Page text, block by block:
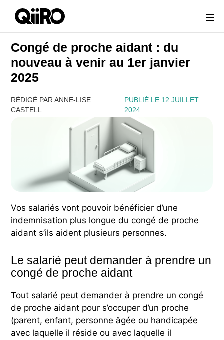
Webflow Homepage
Congé de proche aidant : du
nouveau à venir au 1er janvier
2025
RÉDIGÉ PAR ANNE-LISE
CASTELL
PUBLIÉ LE 12 JUILLET
2024
Vos salariés vont pouvoir bénéficier d’une
indemnisation plus longue du congé de proche
aidant s’ils aident plusieurs personnes.
Le salarié peut demander à prendre un
congé de proche aidant
Tout salarié peut demander à prendre un congé
de proche aidant pour s’occuper d’un proche
(parent, enfant, personne âgée ou handicapée
avec laquelle il réside ou avec laquelle il